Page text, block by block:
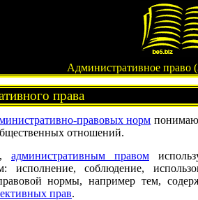
Административное право
права
правовых норм
отношений.
, административным правом
исполнение, соблюдение,
нормы, например тем,
прав.